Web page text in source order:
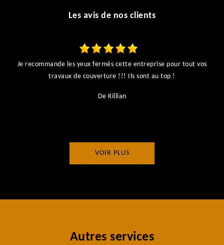
Les avis de nos clients
Je recommande les yeux fermés cette entreprise pour tout vos
travaux de couverture !!! Ils sont au top !
De Killian
VOIR PLUS
Autres services